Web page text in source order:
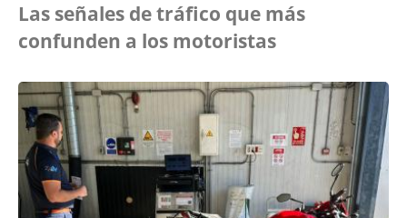
Las señales de tráfico que más
confunden a los motoristas